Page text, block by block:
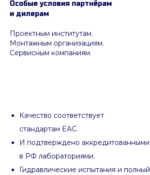
Особые условия партнёрам
и дилерам
Проектным институтам.
Монтажным организациям.
Сервисным компаниям.
Качество соответствует
стандартам EAC.
И подтверждено аккредитованными
в РФ лабораториями.
Гидравлические испытания и полный